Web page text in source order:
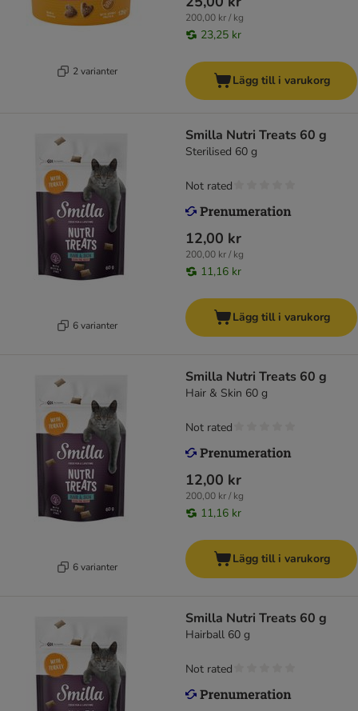
2 varianter
200,00 kr / kg
23,25 kr
Lägg till i varukorg
6 varianter
Smilla Nutri Treats 60 g
Sterilised 60 g
12,00 kr
200,00 kr / kg
11,16 kr
Not rated
Lägg till i varukorg
6 varianter
Smilla Nutri Treats 60 g
Hair & Skin 60 g
12,00 kr
200,00 kr / kg
11,16 kr
Not rated
Lägg till i varukorg
Smilla Nutri Treats 60 g
Hairball 60 g
Not rated